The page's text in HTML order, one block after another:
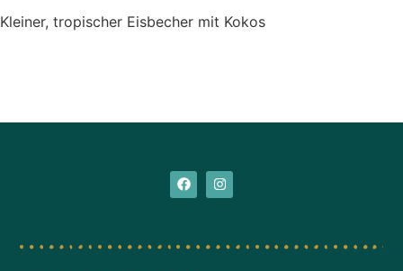
Kleiner, tropischer Eisbecher mit Kokos